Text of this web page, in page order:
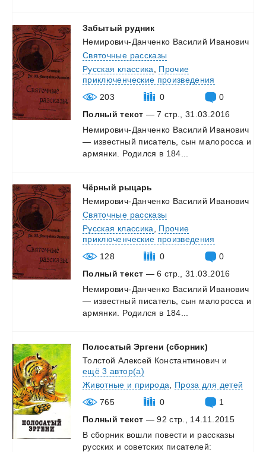
Забытый рудник
Немирович-Данченко Василий Иванович
Святочные рассказы
Русская классика
Прочие
приключенческие произведения
203
0
0
Полный текст — 7 стр., 31.03.2016
Немирович-Данченко Василий Иванович
— известный писатель, сын малоросса и
армянки.
Родился в 184...
Чёрный рыцарь
Немирович-Данченко Василий Иванович
Святочные рассказы
Русская классика
Прочие
приключенческие произведения
128
0
0
Полный текст — 6 стр., 31.03.2016
Немирович-Данченко Василий Иванович
— известный писатель, сын малоросса и
армянки.
Родился в 184...
Полосатый Эргени (сборник)
Толстой Алексей Константинович и
ещё 3 автор(а)
Животные и природа
Проза для детей
765
0
1
Полный текст — 92 стр., 14.11.2015
В сборник вошли повести и рассказы
русских и советских писателей: